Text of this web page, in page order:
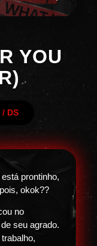
YOU
/ DS
prontinho,
okok??
no
seu agrado.